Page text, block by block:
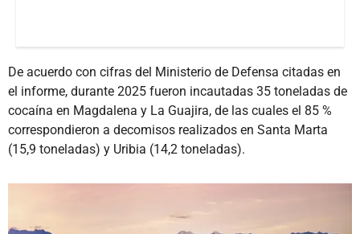
De acuerdo con cifras del Ministerio de Defensa citadas en
el informe, durante 2025 fueron incautadas 35 toneladas de
cocaína en Magdalena y La Guajira, de las cuales el 85 %
correspondieron a decomisos realizados en Santa Marta
(15,9 toneladas) y Uribia (14,2 toneladas).